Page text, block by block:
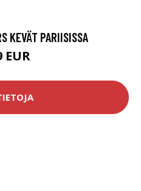
KEVÄT PARIISISSA
EUR